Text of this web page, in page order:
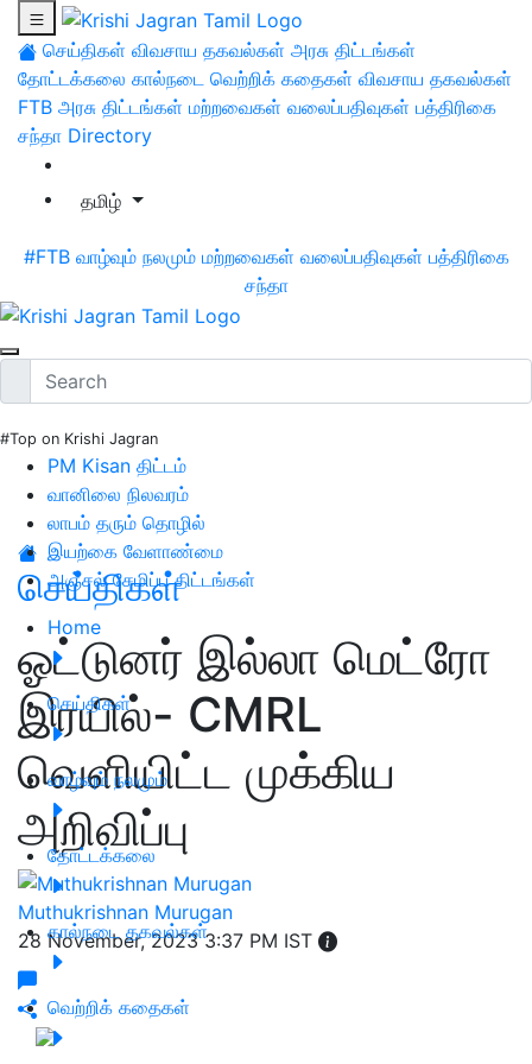
செய்திகள் விவசாய தகவல்கள் அரசு திட்டங்கள்
தோட்டக்கலை கால்நடை வெற்றிக் கதைகள் விவசாய தகவல்கள்
FTB அரசு திட்டங்கள் மற்றவைகள் வலைப்பதிவுகள் பத்திரிகை
சந்தா Directory
தமிழ்
#FTB வாழ்வும் நலமும் மற்றவைகள் வலைப்பதிவுகள் பத்திரிகை
சந்தா
#Top on Krishi Jagran
PM Kisan திட்டம்
வானிலை நிலவரம்
லாபம் தரும் தொழில்
இயற்கை வேளாண்மை
அஞ்சல் சேமிப்பு திட்டங்கள்
Home
செய்திகள்
வாழ்வும் நலமும்
தோட்டக்கலை
கால்நடை தகவல்கள்
வெற்றிக் கதைகள்
செய்திகள்
ஓட்டுனர் இல்லா மெட்ரோ
இரயில்- CMRL
வெளியிட்ட முக்கிய
அறிவிப்பு
Muthukrishnan Murugan
28 November, 2023 3:37 PM IST